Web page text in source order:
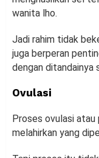
wanita lho.
Jadi rahim tidak
juga berperan
dengan ditandainya
Ovulasi
Proses ovulasi
melahirkan yang